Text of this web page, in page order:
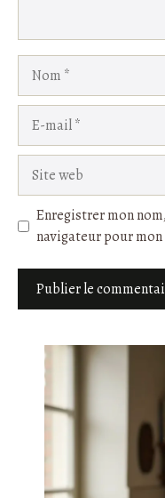
mail
web
Enregistrer mon
navigateur pour